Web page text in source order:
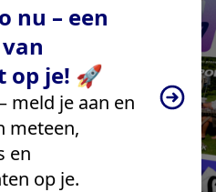
nu – een
op je! 🚀
meld je aan en
meteen,
en
op je.